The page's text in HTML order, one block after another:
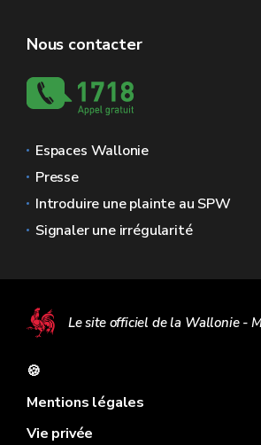
Nous contacter
Espaces Wallonie
Presse
Introduire une plainte au SPW
Signaler une irrégularité
Le site officiel de la Wallonie -
🍪
Mentions légales
Vie privée